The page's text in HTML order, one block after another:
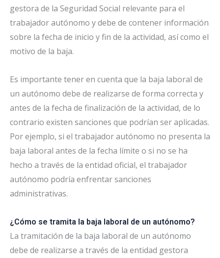
gestora de la Seguridad Social relevante para el
trabajador autónomo y debe de contener información
sobre la fecha de inicio y fin de la actividad, así como el
motivo de la baja.
Es importante tener en cuenta que la baja laboral de
un autónomo debe de realizarse de forma correcta y
antes de la fecha de finalización de la actividad, de lo
contrario existen sanciones que podrían ser aplicadas.
Por ejemplo, si el trabajador autónomo no presenta la
baja laboral antes de la fecha límite o si no se ha
hecho a través de la entidad oficial, el trabajador
autónomo podría enfrentar sanciones
administrativas.
¿Cómo se tramita la baja laboral de un autónomo?
La tramitación de la baja laboral de un autónomo
debe de realizarse a través de la entidad gestora